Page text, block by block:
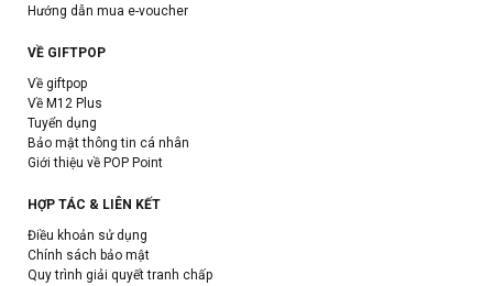
Hướng dẫn mua e-voucher
VỀ GIFTPOP
Về giftpop
Về M12 Plus
Tuyển dụng
Bảo mật thông tin cá nhân
Giới thiệu về POP Point
HỢP TÁC & LIÊN KẾT
Điều khoản sử dụng
Chính sách bảo mật
Quy trình giải quyết tranh chấp